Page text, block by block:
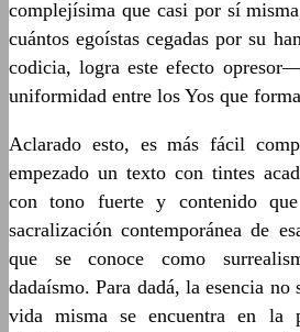
complejísima que casi por sí
cuántos egoístas cegadas por su
codicia, logra este efecto
uniformidad entre los Yos que
Aclarado esto, es más fácil
empezado un texto con tintes
con tono fuerte y contenido
sacralización contemporánea de
que se conoce como
dadaísmo. Para dadá, la esencia
vida misma se encuentra en la